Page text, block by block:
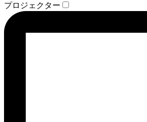
プロジェクター